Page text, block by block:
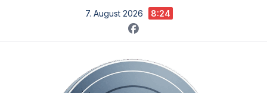
springen
7. August 2026 8:24